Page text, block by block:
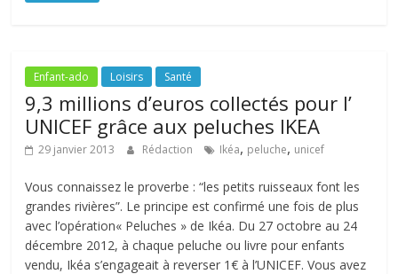
Enfant-ado Loisirs Santé
9,3 millions d’euros collectés pour l’
UNICEF grâce aux peluches IKEA
29 janvier 2013 Rédaction Ikéa, peluche, unicef
Vous connaissez le proverbe : “les petits ruisseaux font les
grandes rivières”. Le principe est confirmé une fois de plus
avec l’opération« Peluches » de Ikéa. Du 27 octobre au 24
décembre 2012, à chaque peluche ou livre pour enfants
vendu, Ikéa s’engageait à reverser 1€ à l’UNICEF. Vous avez